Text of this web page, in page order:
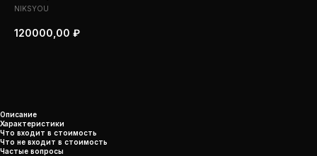
NIKSYOU
120000,00 ₽
Описание
Характеристики
Что входит в стоимость
Что не входит в стоимость
Частые вопросы